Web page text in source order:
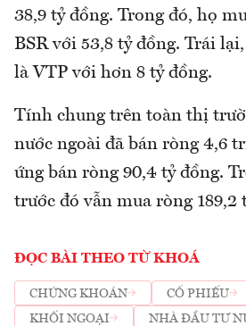
38,9 tỷ đồng. Trong đó, họ
BSR với 53,8 tỷ đồng. Trái
là VTP với hơn 8 tỷ đồng.
Tính chung trên toàn thị
nước ngoài đã bán ròng 4,6
ứng bán ròng 90,4 tỷ đồng.
trước đó vẫn mua ròng 189,2
ĐỌC BÀI THEO TỪ KHOÁ
CHỨNG KHOÁN CỔ PHIẾU
KHỐI NGOẠI
NHÀ ĐẦU TƯ